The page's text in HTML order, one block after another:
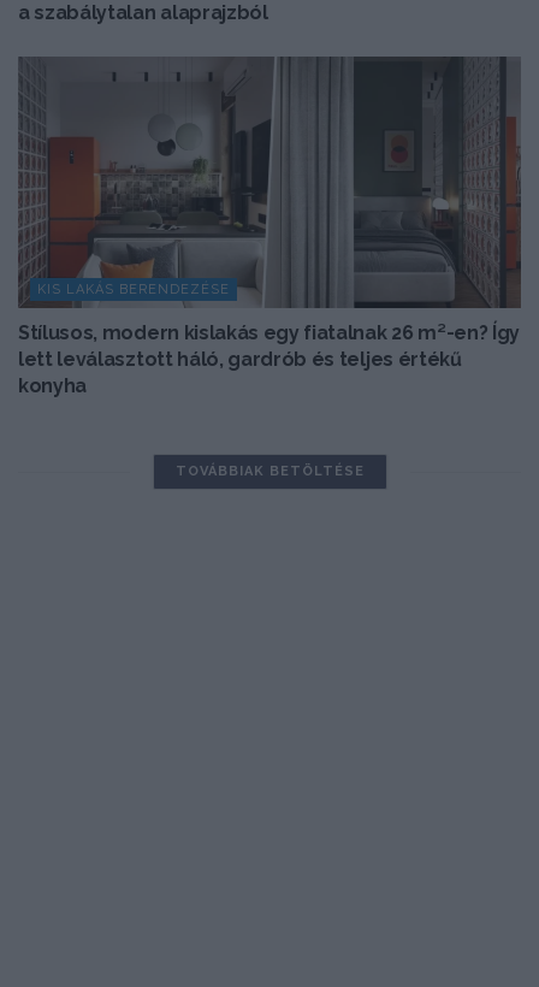
a szabálytalan alaprajzból
KIS LAKÁS BERENDEZÉSE
Stílusos, modern kislakás egy fiatalnak 26 m²-en? Így
lett leválasztott háló, gardrób és teljes értékű
konyha
TOVÁBBIAK BETÖLTÉSE